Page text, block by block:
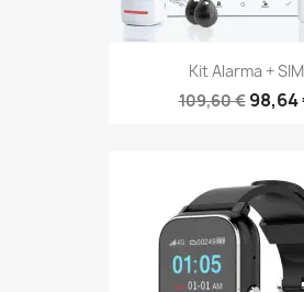
Kit Alarma + SIM
109,60 € 98,64